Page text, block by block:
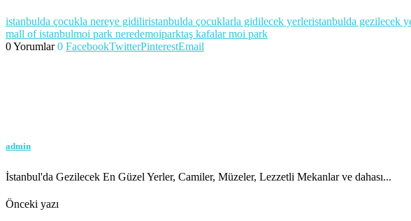
istanbulda çocukla nereye gidiliristanbulda çocuklarla gidilecek yerleristanbulda gezilecek
mall of istanbulmoi park neredemoiparktaş kafalar moi park
0 Yorumlar 0 FacebookTwitterPinterestEmail
admin
İstanbul'da Gezilecek En Güzel Yerler, Camiler, Müzeler, Lezzetli Mekanlar ve dahası...
Önceki yazı